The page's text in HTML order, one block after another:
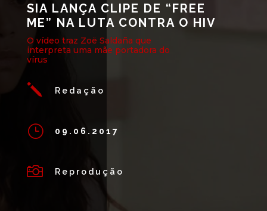
SIA LANÇA CLIPE DE “FREE
ME” NA LUTA CONTRA O HIV
O vídeo traz Zoë Saldaña que
interpreta uma mãe portadora do
vírus
j Redação
} 09.06.2017
 Reprodução